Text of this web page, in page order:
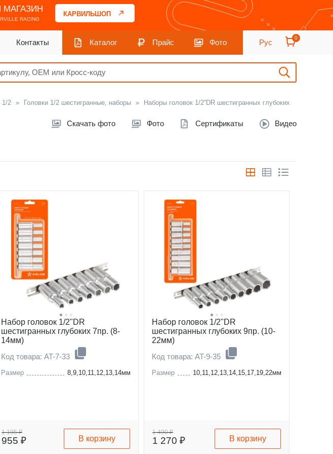
RACING
КАРВИЛЬШОП
Контакты Каталог Прайс Фото Рус
0
1/2 » Головки 1/2 шестигранные, наборы » Наборы головок 1/2''DR шестигранных глубоких
Скачать фото Фото Сертификаты Видео
Набор головок 1/2"DR
шестигранных глубоких 7пр. (8-
14мм)
Код товара: AT-7-33
Размер 8,9,10,11,12,13,14мм
1 195 ₽
955 ₽ В корзину
Набор головок 1/2"DR
шестигранных глубоких 9пр. (10-
22мм)
Код товара: AT-9-35
Размер 10,11,12,13,14,15,17,19,22мм
1 490 ₽
1 270 ₽ В корзину